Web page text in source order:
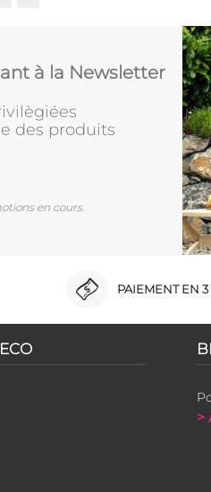
à la Newsletter
des produits
en cours.
PAIEMENT EN
>